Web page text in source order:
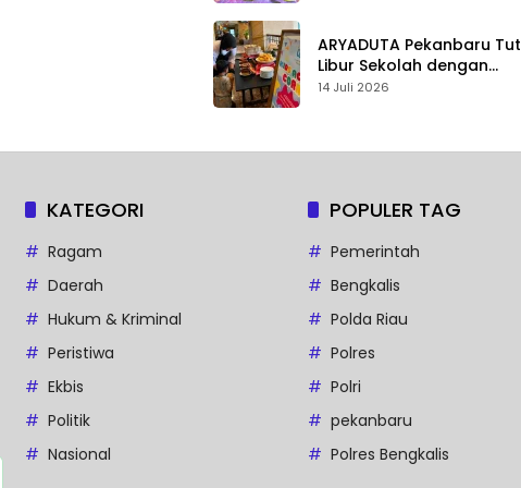
ARYADUTA Pekanbaru
Libur Sekolah dengan
Pengalaman Staycation
14 Juli 2026
KATEGORI
Ragam
Daerah
Hukum & Kriminal
Peristiwa
Ekbis
Politik
Nasional
POPULER TAG
Pemerintah
Bengkalis
Polda Riau
Polres
Polri
pekanbaru
Polres Bengkalis